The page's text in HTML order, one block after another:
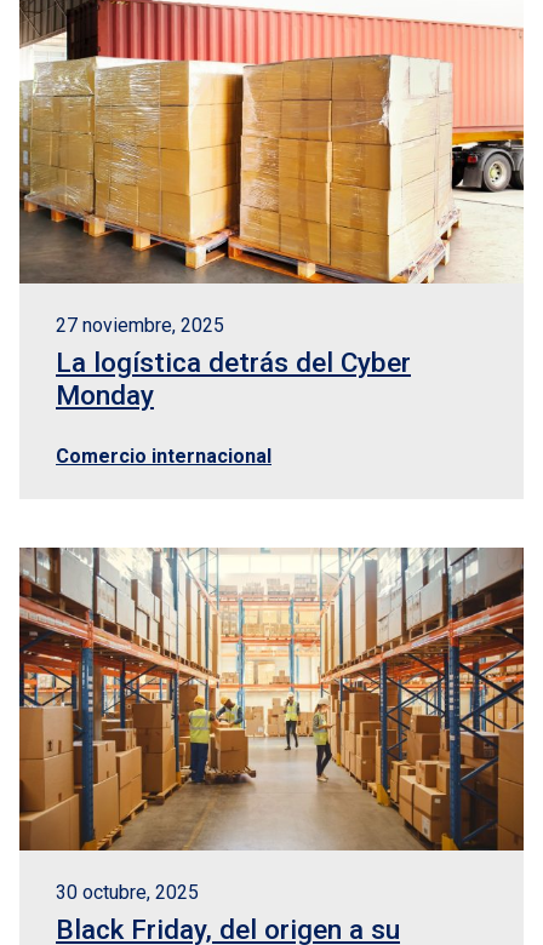
27 noviembre, 2025
La logística detrás del Cyber
Monday
Comercio internacional
30 octubre, 2025
Black Friday, del origen a su